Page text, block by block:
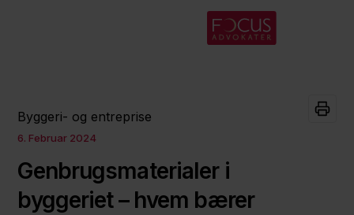
Byggeri- og entreprise
6. Februar 2024
Genbrugsmaterialer i
byggeriet – hvem bærer